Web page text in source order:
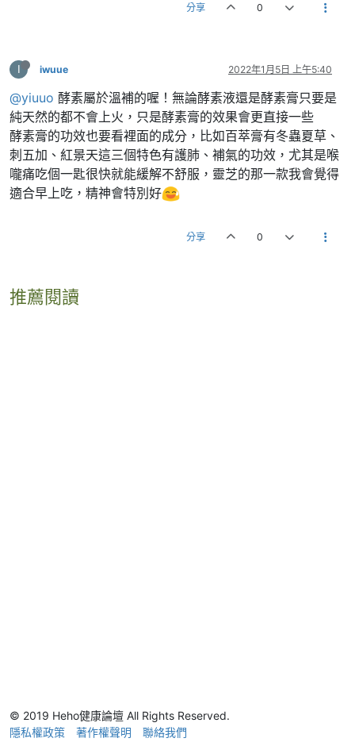
分享 0
I iwuue 2022年1月5日 上午5:40
@yiuuo 酵素屬於溫補的喔！無論酵素液還是酵素膏只要是
純天然的都不會上火，只是酵素膏的效果會更直接一些
酵素膏的功效也要看裡面的成分，比如百萃膏有冬蟲夏草、
刺五加、紅景天這三個特色有護肺、補氣的功效，尤其是喉
嚨痛吃個一匙很快就能緩解不舒服，靈芝的那一款我會覺得
適合早上吃，精神會特別好
分享 0
推薦閱讀
© 2019 Heho健康論壇 All Rights Reserved.
隱私權政策
著作權聲明 聯絡我們